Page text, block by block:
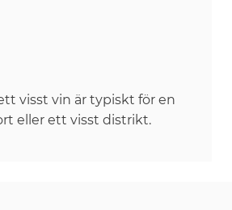
visst vin är typiskt för en
eller ett visst distrikt.